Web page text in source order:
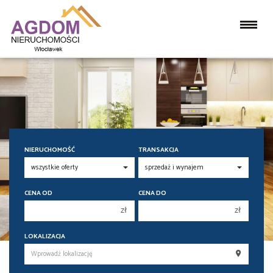
NIERUCHOMOŚĆ TRANSAKCJA
CENA OD
zł
250 000 zł
CENA DO
zł
250 000 zł
LOKALIZACJA